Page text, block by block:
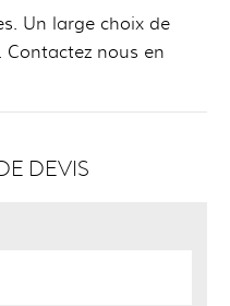
Un large choix de
nous en
DEVIS